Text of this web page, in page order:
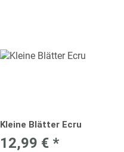
Kleine Blätter Ecru
12,99 € *